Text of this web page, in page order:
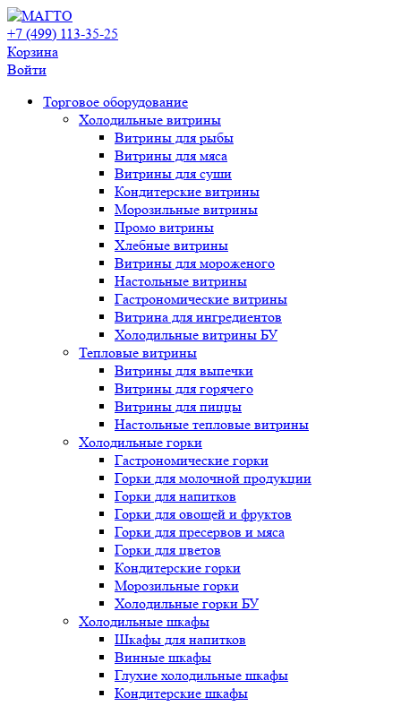
+7 (499) 113-35-25
Корзина
Войти
Свернуть/
развернуть
Торговое оборудованиe
Холодильные витрины
Витрины для рыбы
Витрины для мяса
Витрины для суши
Кондитерские витрины
Морозильные витрины
Промо витрины
Хлебные витрины
Витрины для мороженого
Настольные витрины
Гастрономические витрины
Витрина для ингредиентов
Холодильные витрины БУ
Тепловые витрины
Витрины для выпечки
Витрины для горячего
Витрины для пиццы
Настольные тепловые витрины
Холодильные горки
Гастрономические горки
Горки для молочной продукции
Горки для напитков
Горки для овощей и фруктов
Горки для пресервов и мяса
Горки для цветов
Кондитерские горки
Морозильные горки
Холодильные горки БУ
Холодильные шкафы
Шкафы для напитков
Винные шкафы
Глухие холодильные шкафы
Кондитерские шкафы